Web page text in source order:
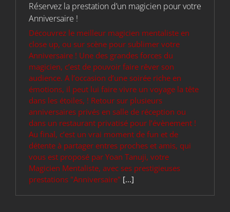
Réservez la prestation d’un magicien pour votre
Anniversaire !
Découvrez le meilleur magicien mentaliste en
close up, ou sur scène pour sublimer votre
Anniversaire ! Une des grandes forces du
magicien, c’est de pouvoir faire rêver son
audience. A l’occasion d’une soirée riche en
émotions, il peut lui faire vivre un voyage la tête
dans les étoiles, ! Retour sur plusieurs
anniversaires privés en salle de réception ou
dans un restaurant privatisé pour l’évènement !
Au final, c’est un vrai moment de fun et de
détente à partager entres proches et amis, qui
vous est proposé par Yoan Tanuji, votre
Magicien Mentaliste, avec ses prestigieuses
prestations "Anniversaire" [...]